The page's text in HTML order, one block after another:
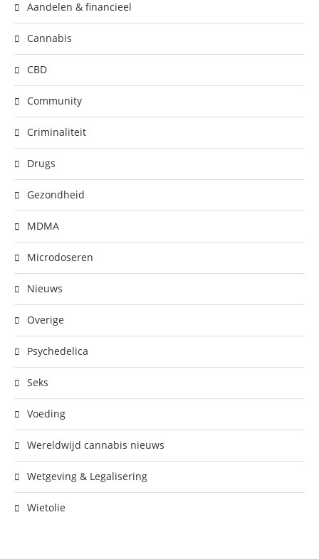
Aandelen & financieel
Cannabis
CBD
Community
Criminaliteit
Drugs
Gezondheid
MDMA
Microdoseren
Nieuws
Overige
Psychedelica
Seks
Voeding
Wereldwijd cannabis nieuws
Wetgeving & Legalisering
Wietolie